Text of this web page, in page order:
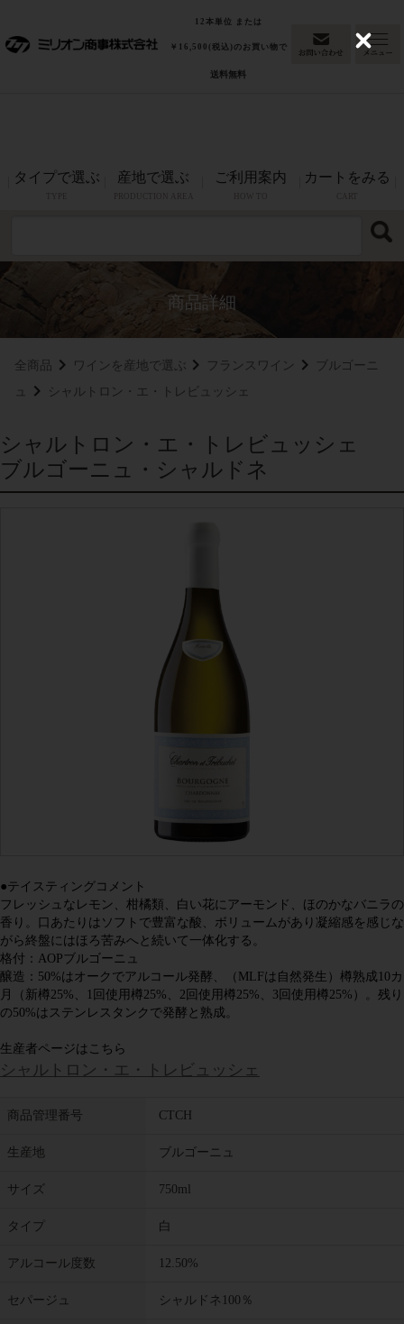
「東京ウイスキー&スピリッツコンペティション
2026(洋酒部門)」グレンファークラス17年カスクストレングスが
12本単位 または
￥16,500(税込)のお買い物で
送料無料
タイプで選ぶ 産地で選ぶ ご利用案内 カートをみる
全商品 ワインを産地で選ぶ フランスワイン
ブルゴーニ
ュ
シャルトロン・エ・トレビュッシェ
シャルトロン・エ・トレビュッシェ
ブルゴーニュ・シャルドネ
●テイスティングコメント
フレッシュなレモン、柑橘類、白い花にアーモンド、ほのかなバニラの
香り。口あたりはソフトで豊富な酸、ボリュームがあり凝縮感を感じな
がら終盤にはほろ苦みへと続いて一体化する。
格付：AOPブルゴーニュ
醸造：50%はオークでアルコール発酵、（MLFは自然発生）樽熟成10カ
月（新樽25%、1回使用樽25%、2回使用樽25%、3回使用樽25%）。残り
の50%はステンレスタンクで発酵と熟成。
生産者ページはこちら
シャルトロン・エ・トレビュッシェ
商品管理番号 CTCH
生産地 ブルゴーニュ
サイズ 750ml
タイプ 白
アルコール度数 12.50%
セパージュ シャルドネ100％
C